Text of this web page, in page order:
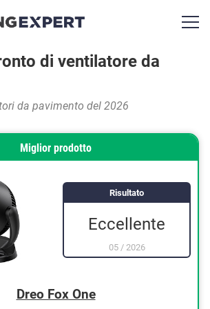
di ventilatore da
da pavimento del 2026
Miglior prodotto
Risultato
Eccellente
05/ 2026
Dreo Fox One